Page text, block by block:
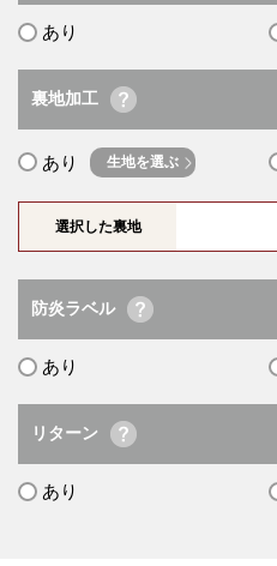
あり
裏地加工
あり 生地を選ぶ
選択した裏地
防炎ラベル
あり
リターン
あり